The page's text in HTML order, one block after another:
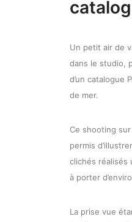
Un petit air de
dans le studio,
d’un catalogue
de mer.
Ce shooting
permis
clichés réalisés
à porter
La prise vue